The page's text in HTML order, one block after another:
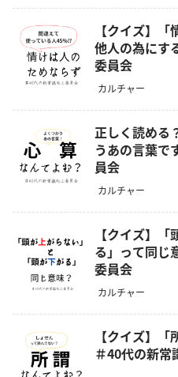
【クイズ】「
他人の為にす
委員会
カルチャー
正しく読める
うあの言葉
員会
カルチャー
【クイズ】
る」って同
委員会
カルチャー
【クイズ】
＃40代の新常